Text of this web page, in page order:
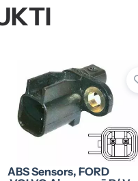
ABS Sensors, FORD